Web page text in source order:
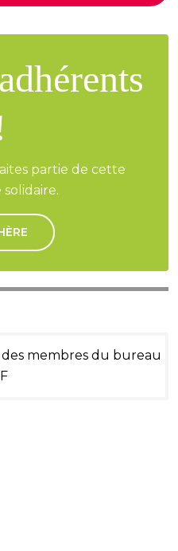
partie de cette
membres du bureau